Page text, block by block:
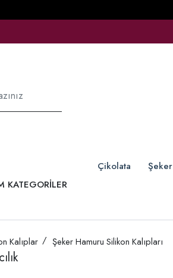
KATEGORİLER
Çikolata
Kalıplar Şeker Hamuru Silikon Kalıpları